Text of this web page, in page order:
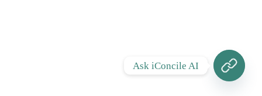
Ask iConcile AI